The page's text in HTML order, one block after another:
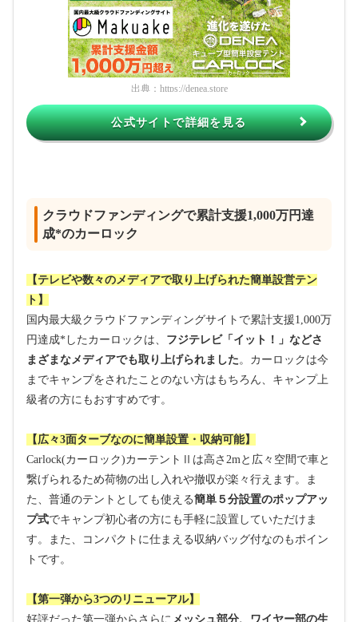
出典： https://denea.store
公式サイトで詳細を見る
クラウドファンディングで累計支援1,000万円達
成*のカーロック
【テレビや数々のメディアで取り上げられた簡単設営テン
ト】
国内最大級クラウドファンディングサイトで累計支援1,000万
円達成*したカーロックは、 フジテレビ「イット！」などさ
まざまなメディアでも取り上げられました 。カーロックは今
までキャンプをされたことのない方はもちろん、キャンプ上
級者の方にもおすすめです。
【広々3面ターブなのに簡単設置・収納可能】
Carlock(カーロック)カーテント は高さ 2m と広々空間で車と
繋げられるため荷物の出し入れや撤収が楽々行えます。ま
た、普通のテントとしても使える簡単５分設置のポップアッ
プ式でキャンプ初心者の方にも手軽に設置していただけま
す。また、コンパクトに仕まえる収納バッグ付なのもポイン
トです。
【第一弾から3つのリニューアル】
好評だった第一弾からさらに メッシュ部分、ワイヤー部の生